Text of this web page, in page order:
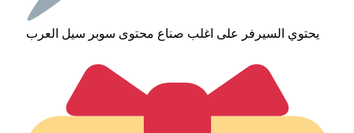
يحتوي السيرفر على اغلب صناع محتوى سوبر سيل العرب